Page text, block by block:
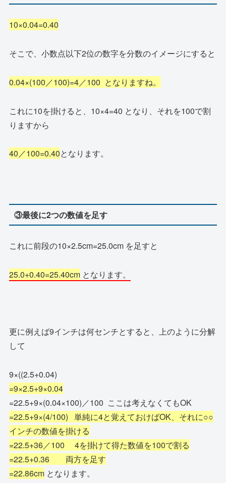
10×0.04=0.40
そこで、小数点以下2位の数字を分数のイメージにすると
0.04×(100／100)=4／100 となりますね。
これに10を掛けると、10×4=40 となり、それを100で割
りますから
40／100=0.40となります。
③最後に2つの数値を足す
これに前段の10×2.5cm=25.0cm を足すと
25.0+0.40=25.40cm となります。
更に例えば9インチは何センチとすると、上のように分解
して
9×((2.5+0.04)
=9×2.5+9×0.04
=22.5+9×(0.04×100)／100 ここは考えなくてもOK
=22.5+9×(4/100) 単純に4と覚えておけばOK、それに○○
インチの数値を掛ける
=22.5+36／100 4を掛けて得た数値を100で割る
=22.5+0.36 両方を足す
=22.86cm となります。